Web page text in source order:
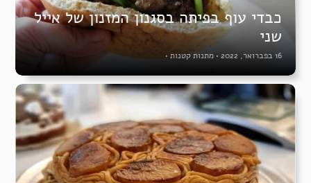
כבדי עוף בפיתה בסגנון המזנון של אייל
שני
16 בפברואר, 2022 • מתנות קטנות •